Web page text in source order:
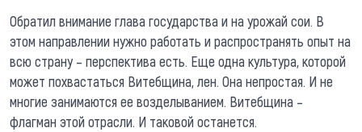
Обратил внимание глава государства и на урожай сои. В
этом направлении нужно работать и распространять опыт на
всю страну – перспектива есть. Еще одна культура, которой
может похвастаться Витебщина, лен. Она непростая. И не
многие занимаются ее возделыванием. Витебщина –
флагман этой отрасли. И таковой останется.